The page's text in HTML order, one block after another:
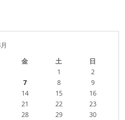
金 土 日
1
2
7 8
9
14 15
16
21 22
23
28 29
30